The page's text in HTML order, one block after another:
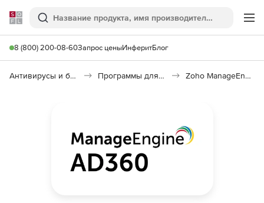
Softline
Поиск
8 (800) 200-08-60Запрос ценыИнферитБлог
Антивирусы и безопасность Программы для защиты информации Zoho ManageEngine AD360 AD Auditing